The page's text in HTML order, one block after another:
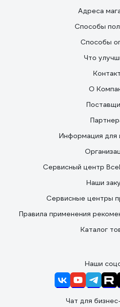
Адреса
Способы
Способы
Что
О
Информация для
Сервисный центр
Наши
Сервисные центры
Правила применения
Каталог
Наши
Чат для